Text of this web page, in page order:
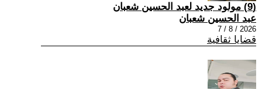
(9) مولود جديد لعبد الحسين شعبان
عبد الحسين شعبان
2026 / 8 / 7
قضايا ثقافية